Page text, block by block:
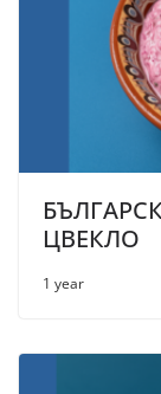
ЦВЕКЛО
1 year